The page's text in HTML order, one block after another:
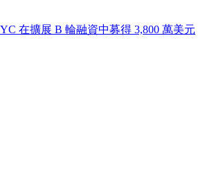
在擴展 B 輪融資中募得 3,800 萬美元